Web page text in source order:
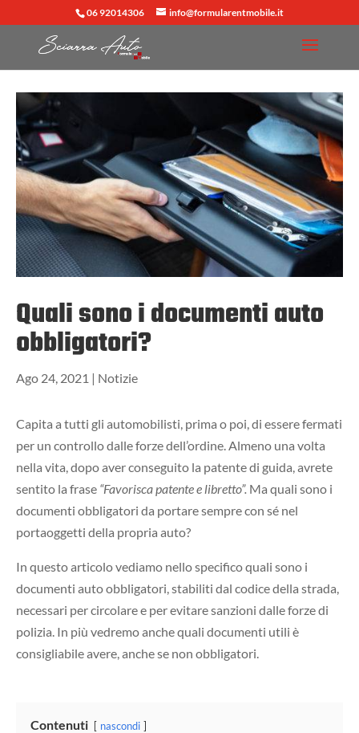
06 92014306 info@formularentmobile.it
Quali sono i documenti auto
obbligatori?
Ago 24, 2021 | Notizie
Capita a tutti gli automobilisti, prima o poi, di essere fermati
per un controllo dalle forze dell’ordine. Almeno una volta
nella vita, dopo aver conseguito la patente di guida, avrete
sentito la frase “Favorisca patente e libretto”. Ma quali sono i
documenti obbligatori da portare sempre con sé nel
portaoggetti della propria auto?
In questo articolo vediamo nello specifico quali sono i
documenti auto obbligatori, stabiliti dal codice della strada,
necessari per circolare e per evitare sanzioni dalle forze di
polizia. In più vedremo anche quali documenti utili è
consigliabile avere, anche se non obbligatori.
Contenuti nascondi